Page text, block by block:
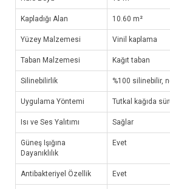
Kapladığı Alan 10.60 m²
Yüzey Malzemesi Vinil kaplama
Taban Malzemesi Kağıt taban
Silinebilirlik %100 silinebilir,
Uygulama Yöntemi Tutkal kağıda
Isı ve Ses Yalıtımı Sağlar
Güneş Işığına
Dayanıklılık
Evet
Antibakteriyel Özellik Evet